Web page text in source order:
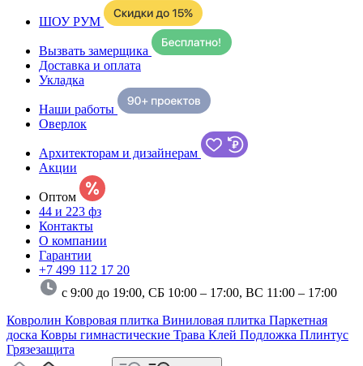
ШОУ РУМ
Вызвать замерщика
Доставка и оплата
Укладка
Наши работы
Оверлок
Архитекторам и дизайнерам
Акции
Оптом
44 и 223 фз
Контакты
О компании
Гарантии
+7 499 112 17 20
с 9:00 до 19:00, СБ 10:00 – 17:00, ВС 11:00 – 17:00
Ковролин Ковровая плитка Виниловая плитка Паркетная
доска Ковры гимнастические Трава Клей Подложка Плинтус
Грязезащита